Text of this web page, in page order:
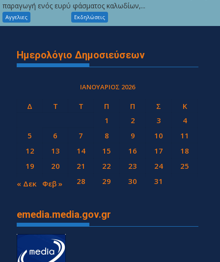
παραγωγή ενός ευρύ φάσματος καλωδίων,...
Αγγελιες Εκδηλώσεις
Ημερολόγιο Δημοσιεύσεων
ΙΑΝΟΥΆΡΙΟΣ 2026
Δ Τ Τ Π Π Σ
Κ
1
2 3
4
5
6 7 8 9 10
11
12
13 14 15 16 17
18
19
20 21 22 23 24
25
26
27 28 29 30 31
« Δεκ Φεβ »
emedia.media.gov.gr